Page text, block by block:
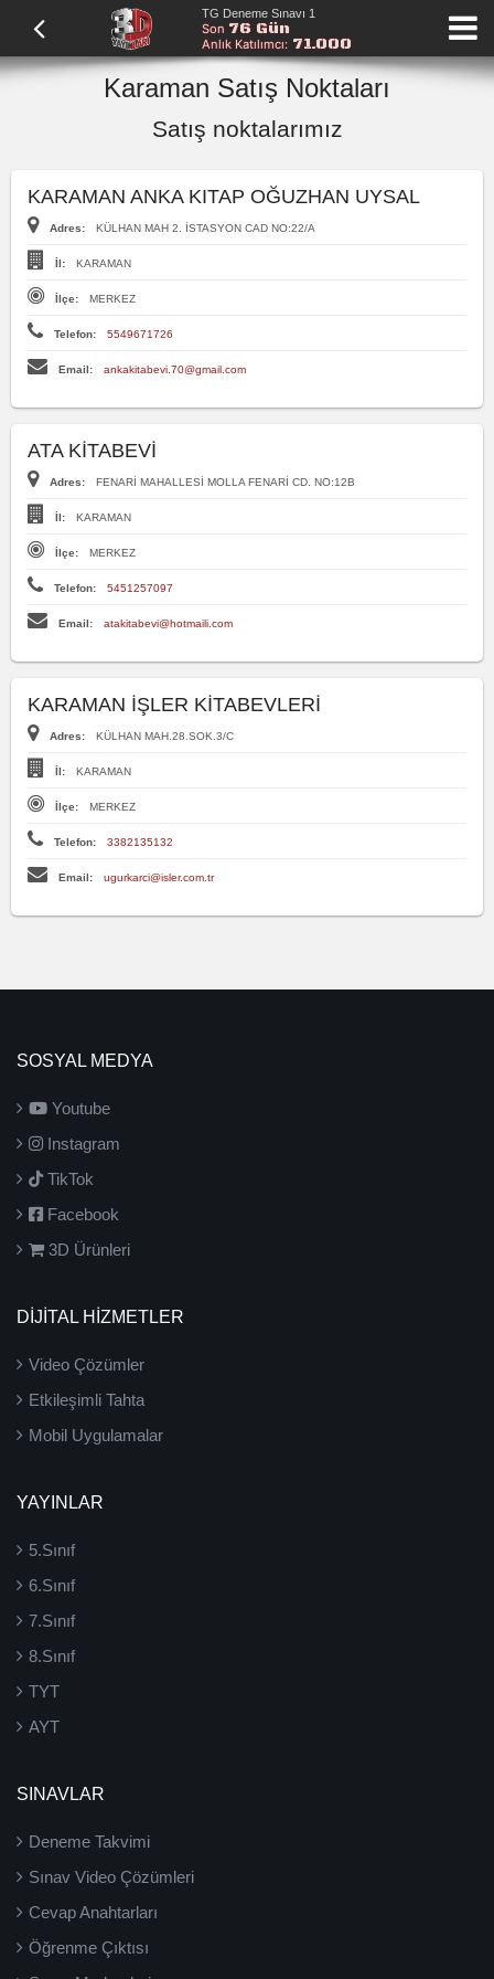
TG Deneme Sınavı 1
Son76 Gün
Anlık Katılımcı: 71.000
Karaman Satış Noktaları
Satış noktalarımız
KARAMAN ANKA KITAP OĞUZHAN UYSAL
Adres: KÜLHAN MAH 2. İSTASYON CAD NO:22/A
İl: KARAMAN
İlçe: MERKEZ
Telefon: 5549671726
Email: ankakitabevi.70@gmail.com
ATA KİTABEVİ
Adres: FENARİ MAHALLESİ MOLLA FENARİ CD. NO:12B
İl: KARAMAN
İlçe: MERKEZ
Telefon: 5451257097
Email: atakitabevi@hotmaili.com
KARAMAN İŞLER KİTABEVLERİ
Adres: KÜLHAN MAH.28.SOK.3/C
İl: KARAMAN
İlçe: MERKEZ
Telefon: 3382135132
Email: ugurkarci@isler.com.tr
SOSYAL MEDYA
Youtube
Instagram
TikTok
Facebook
3D Ürünleri
DİJİTAL HİZMETLER
Video Çözümler
Etkileşimli Tahta
Mobil Uygulamalar
YAYINLAR
5.Sınıf
6.Sınıf
7.Sınıf
8.Sınıf
TYT
AYT
SINAVLAR
Deneme Takvimi
Sınav Video Çözümleri
Cevap Anahtarları
Öğrenme Çıktısı